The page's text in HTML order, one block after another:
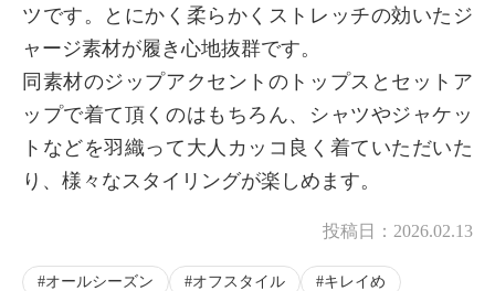
ツです。とにかく柔らかくストレッチの効いたジ
ャージ素材が履き心地抜群です。
同素材のジップアクセントのトップスとセットア
ップで着て頂くのはもちろん、シャツやジャケッ
トなどを羽織って大人カッコ良く着ていただいた
り、様々なスタイリングが楽しめます。
投稿日： 2026.02.13
オールシーズン オフスタイル
キレイめ